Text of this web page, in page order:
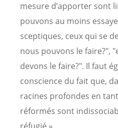
mesure d’apporter sont
pouvons au moins
sceptiques, ceux qui se
nous pouvons le faire?",
devons le faire?". Il faut
conscience du fait que,
racines profondes en
réformés sont